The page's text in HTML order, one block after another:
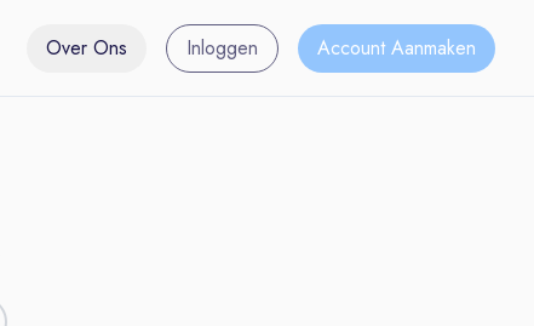
Over Ons Inloggen Account Aanmaken